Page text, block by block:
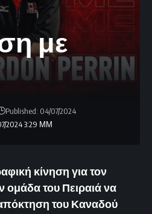
με
2024 3:29 ΜΜ
Published: 04/07/2024
κίνηση για τον
ομάδα του Πειραιά να
του Καναδού